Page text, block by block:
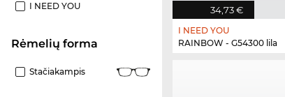
I NEED YOU
Rėmelių forma
Stačiakampis
34,73 €
I NEED YOU
RAINBOW - G54300 lila